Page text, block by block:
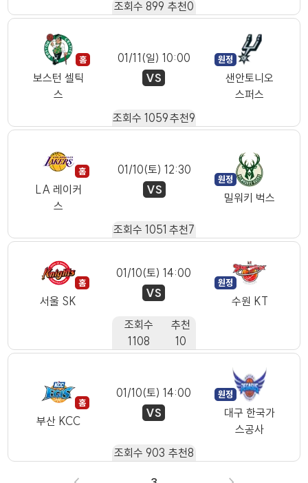
조회수 899 추천0
보스턴 셀틱
스
01/11(일) 10:00
VS
샌안토니오
스퍼스
조회수1059추천9
LA 레이커
스
01/10(토) 12:30
VS
밀워키 벅스
조회수 1051 추천7
서울 SK
01/10(토) 14:00
VS
수원 KT
조회수
1108
추천
10
부산 KCC
01/10(토) 14:00
VS
대구 한국가
스공사
조회수 903 추천8